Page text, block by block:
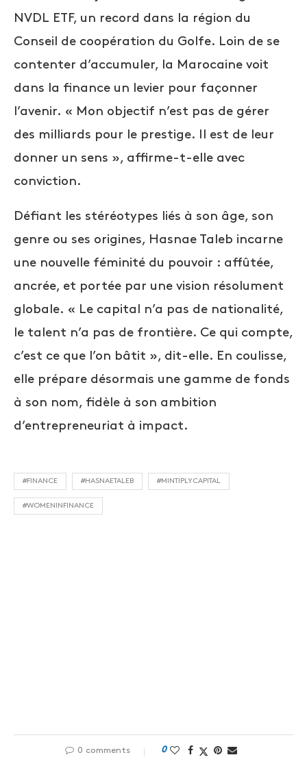
NVDL ETF, un record dans la région du
Conseil de coopération du Golfe. Loin de se
contenter d’accumuler, la Marocaine voit
dans la finance un levier pour façonner
l’avenir. « Mon objectif n’est pas de gérer
des milliards pour le prestige. Il est de leur
donner un sens », affirme-t-elle avec
conviction.
Défiant les stéréotypes liés à son âge, son
genre ou ses origines, Hasnae Taleb incarne
une nouvelle féminité du pouvoir : affûtée,
ancrée, et portée par une vision résolument
globale. « Le capital n’a pas de nationalité,
le talent n’a pas de frontière. Ce qui compte,
c’est ce que l’on bâtit », dit-elle. En coulisse,
elle prépare désormais une gamme de fonds
à son nom, fidèle à son ambition
d’entrepreneuriat à impact.
#FINANCE #HASNAETALEB #MINTIPLYCAPITAL
#WOMENINFINANCE
0 comments 0